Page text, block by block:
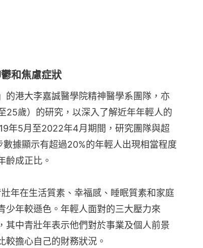
年在生活質素、幸福感、睡眠質素和家庭
少年較遜色。年輕人面對的三大壓力來
其中青壯年表示他們對於事業及個人前景
較擔心自己的財務狀況。
程，透過網路等方法提供服務時間靈活的
以及安排精神健康相關的講座或工作坊
狀況，再由機構社工根據結果提供合適輔